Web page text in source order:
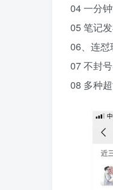
04 一分
05 笔记
06、连
07 不封
08 多种